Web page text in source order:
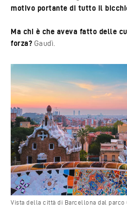
motivo portante di tutto il
Ma chi è che aveva fatto delle
forza? Gaudì.
Vista della città di Barcellona dal parco